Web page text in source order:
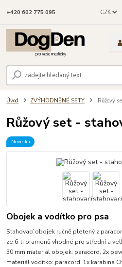
CZK
+420 602 775 095
Úvod ZVÝHODNĚNÉ SETY Růžový
Růžový set -
Novinka
Obojek a vodítko pro psa
Stahovací obojek ručně pletený z
ze 6-ti pramenů vhodné pro střední a
30 mm materiál obojek: paracord, 2x
materiál vodítko: paracord, 1x karabina